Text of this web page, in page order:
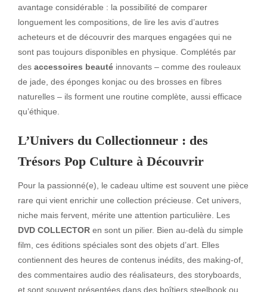
avantage considérable : la possibilité de comparer
longuement les compositions, de lire les avis d’autres
acheteurs et de découvrir des marques engagées qui ne
sont pas toujours disponibles en physique. Complétés par
des accessoires beauté innovants – comme des rouleaux
de jade, des éponges konjac ou des brosses en fibres
naturelles – ils forment une routine complète, aussi efficace
qu’éthique.
L’Univers du Collectionneur : des
Trésors Pop Culture à Découvrir
Pour la passionné(e), le cadeau ultime est souvent une pièce
rare qui vient enrichir une collection précieuse. Cet univers,
niche mais fervent, mérite une attention particulière. Les
DVD COLLECTOR en sont un pilier. Bien au-delà du simple
film, ces éditions spéciales sont des objets d’art. Elles
contiennent des heures de contenus inédits, des making-of,
des commentaires audio des réalisateurs, des storyboards,
et sont souvent présentées dans des boîtiers steelbook ou